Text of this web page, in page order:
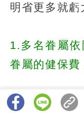
明省更多就虧
1.多名眷屬
眷屬的健保費
全民健保中